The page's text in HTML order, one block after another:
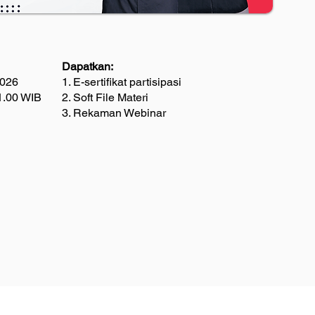
WIB
Dapatkan:
1. E-sertifikat partisipasi
2. Soft File Materi
3. Rekaman Webinar